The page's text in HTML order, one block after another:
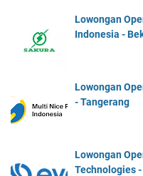
Lowongan
Indonesia -
Lowongan
- Tangerang
Lowongan
Technologies